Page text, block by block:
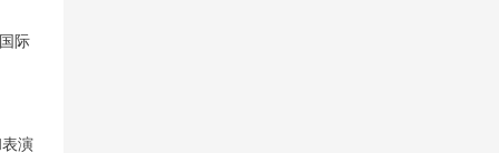
际
演